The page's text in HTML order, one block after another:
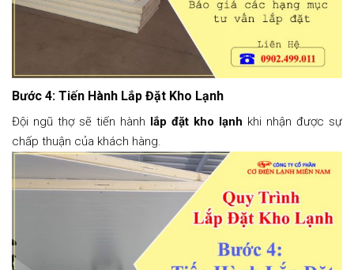
Bước 4: Tiến Hành Lắp Đặt Kho Lạnh
Đội ngũ thợ sẽ tiến hành lắp đặt kho lạnh khi nhận được sự
chấp thuận của khách hàng.